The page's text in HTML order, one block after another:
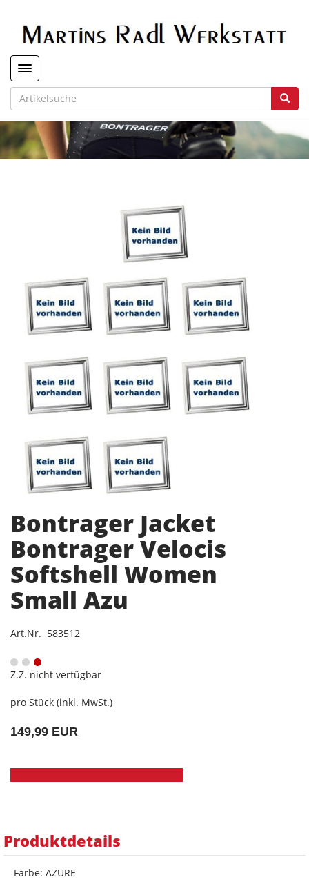
Toggle navigation
Bontrager Jacket
Bontrager Velocis
Softshell Women
Small Azu
Art.Nr. 583512
Z.Z. nicht verfügbar
pro Stück (inkl. MwSt.)
149,99 EUR
Produktdetails
Farbe: AZURE